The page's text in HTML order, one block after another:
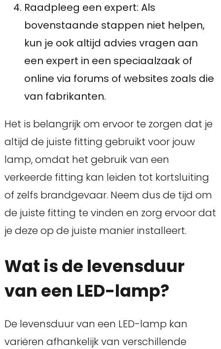
Raadpleeg een expert: Als
bovenstaande stappen niet helpen,
kun je ook altijd advies vragen aan
een expert in een speciaalzaak of
online via forums of websites zoals die
van fabrikanten.
Het is belangrijk om ervoor te zorgen dat je
altijd de juiste fitting gebruikt voor jouw
lamp, omdat het gebruik van een
verkeerde fitting kan leiden tot kortsluiting
of zelfs brandgevaar. Neem dus de tijd om
de juiste fitting te vinden en zorg ervoor dat
je deze op de juiste manier installeert.
Wat is de levensduur
van een LED-lamp?
De levensduur van een LED-lamp kan
variëren afhankelijk van verschillende